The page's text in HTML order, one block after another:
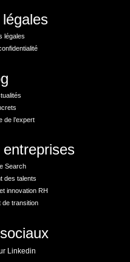
légales
de l’expert
Search
des talents
innovation RH
de transition
Linkedin